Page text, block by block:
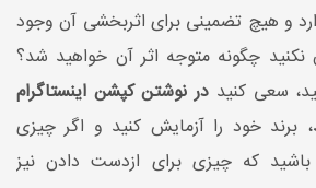
و هیچ تضمینی برای اثربخشی آن وجود
نکنید چگونه متوجه اثر آن خواهید شد؟
سعی کنید در نوشتن کپشن اینستاگرام
، برند خود را آزمایش کنید و اگر چیزی
که چیزی برای ازدست دادن نیز